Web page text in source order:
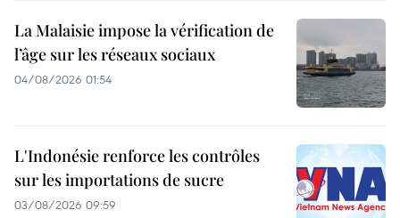
La Malaisie impose la vérification de
l’âge sur les réseaux sociaux
04/08/2026 01:54
L'Indonésie renforce les contrôles
sur les importations de sucre
03/08/2026 09:59